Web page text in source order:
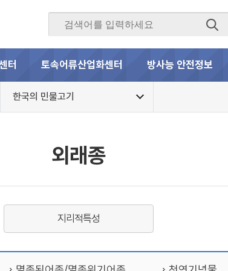
터 토속어류산업화센터 방사능 안전정보
한국의 민물고기
외래종
지리적특성